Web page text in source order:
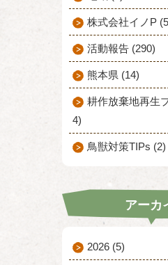
株式会社イノP
活動報告 (290)
熊本県 (14)
耕作放棄地再生
4)
鳥獣対策TIPs (2)
アーカ
2026 (5)